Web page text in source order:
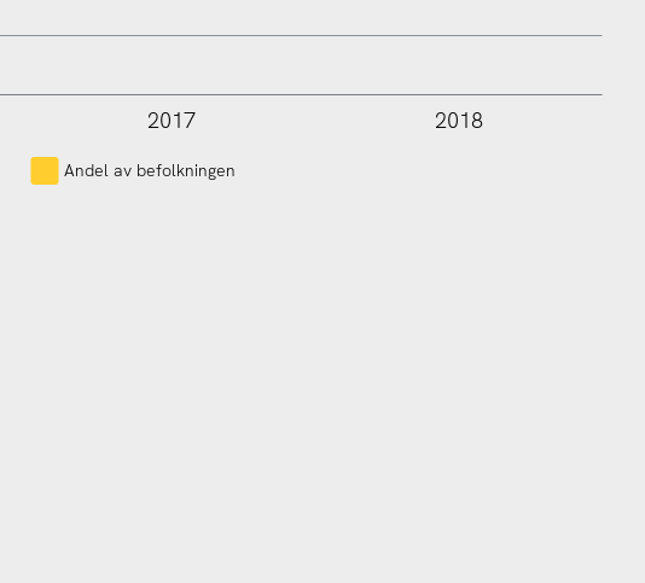
2017 2018
Andel av befolkningen